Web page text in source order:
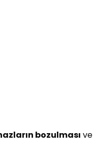
bozulması ve